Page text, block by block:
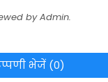
by Admin.
भेजें (0)